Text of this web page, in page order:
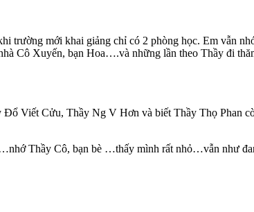
mới khai giảng chỉ có 2 phòng học. Em vẫn
Cô Xuyến, bạn Hoa….và những lần theo Thầy đi
Viết Cửu, Thầy Ng V Hơn và biết Thầy Thọ Phan
Thầy Cô, bạn bè …thấy mình rất nhỏ…vẫn như